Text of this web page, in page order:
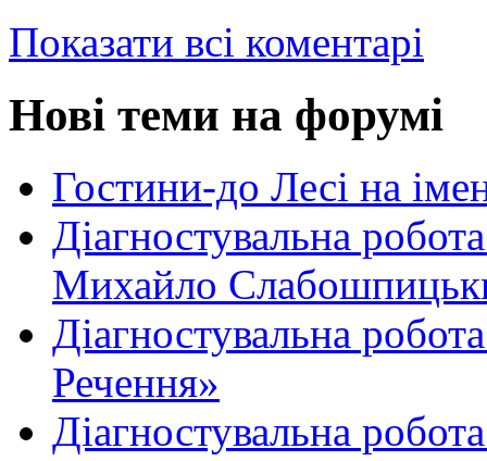
Показати всі коментарі
Нові теми на форумі
Гостини-до Лесі на
Діагностувальна
Михайло
Діагностувальна
Речення»
Діагностувальна